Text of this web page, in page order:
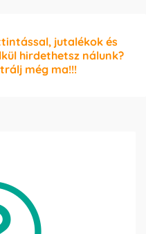
jutalékok és
hirdethetsz nálunk?
még ma!!!